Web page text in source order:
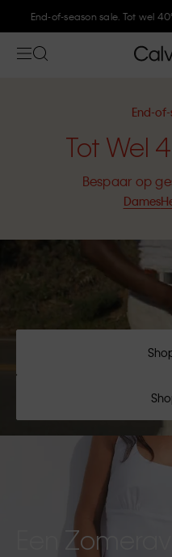
End-of-season sale. Tot wel
End-
Tot Wel
Bespaar op
Dames
Een